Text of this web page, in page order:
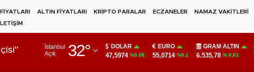
ALTIN FİYATLARI KRİPTO PARALAR ECZANELER
NAMAZ VAKİTLERİ
İstanbul
Açık
32°
Adıyaman DOLAR
47,5974 %0.06
EURO
55,0714 %0.1
GRAM ALTIN
6.535,78 % 0,61